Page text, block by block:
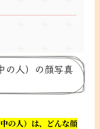
の人）の顔写真
の人）は、
どんな顔